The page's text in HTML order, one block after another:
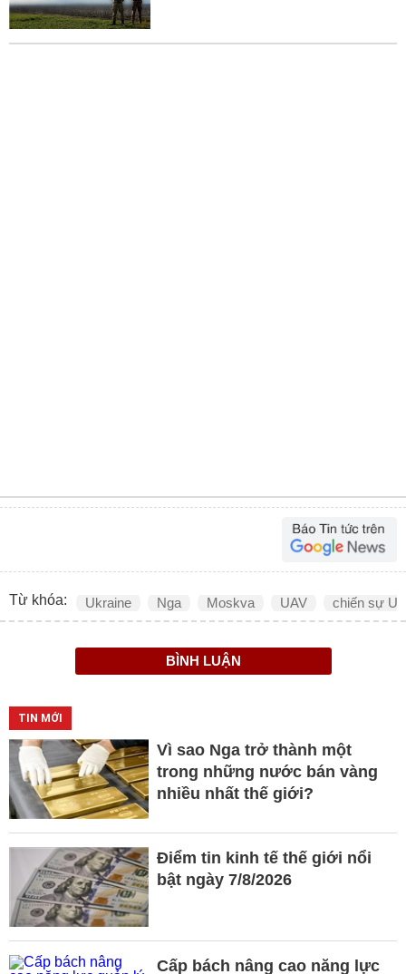
Từ khóa: Ukraine Nga Moskva UAV chiến sự
BÌNH LUẬN
TIN MỚI
Vì sao Nga trở thành một
trong những nước bán vàng
nhiều nhất thế giới?
Điểm tin kinh tế thế giới nổi
bật ngày 7/8/2026
Cấp bách nâng cao năng lực